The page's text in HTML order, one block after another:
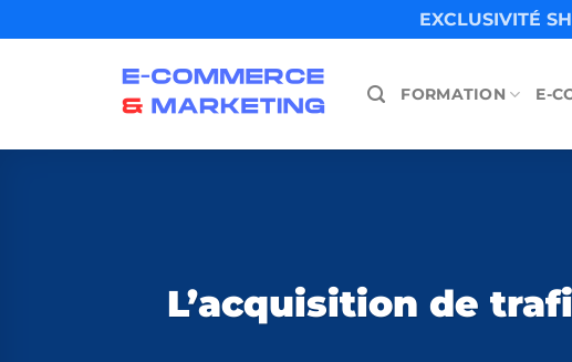
to
EXCLUSIVITÉ
FORMATION E-
L’acquisition de